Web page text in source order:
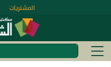
المشتريات